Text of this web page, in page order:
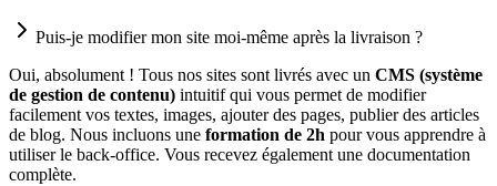
Puis-je modifier mon site moi-même après la livraison ?
Oui, absolument ! Tous nos sites sont livrés avec un CMS (système
de gestion de contenu) intuitif qui vous permet de modifier
facilement vos textes, images, ajouter des pages, publier des articles
de blog. Nous incluons une formation de 2h pour vous apprendre à
utiliser le back-office. Vous recevez également une documentation
complète.